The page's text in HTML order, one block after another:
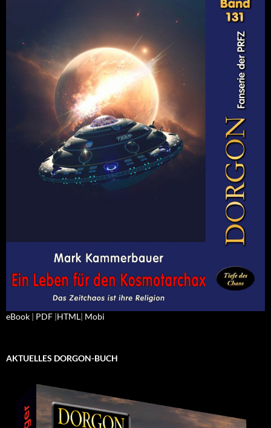
eBook | PDF |HTML| Mobi
AKTUELLES DORGON-BUCH